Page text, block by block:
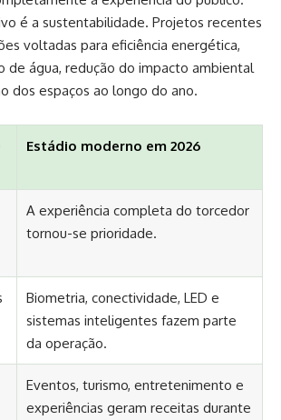
é a sustentabilidade. Projetos recentes
voltadas para eficiência energética,
de água, redução do impacto ambiental
dos espaços ao longo do ano.
Estádio moderno em 2026
A experiência completa do torcedor
tornou-se prioridade.
Biometria, conectividade, LED e
sistemas inteligentes fazem parte
da operação.
Eventos, turismo, entretenimento e
experiências geram receitas durante